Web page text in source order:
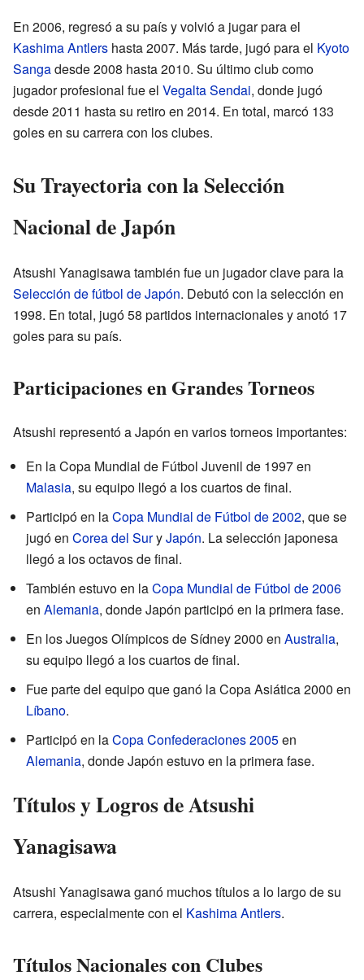
En 2006, regresó a su país y volvió a jugar para el
Kashima Antlers hasta 2007. Más tarde, jugó para el Kyoto
Sangadesde 2008 hasta 2010. Su último club como
jugador profesional fue el Vegalta Sendai, donde jugó
desde 2011 hasta su retiro en 2014. En total, marcó 133
goles en su carrera con los clubes.
Su Trayectoria con la Selección
Nacional de Japón
Atsushi Yanagisawa también fue un jugador clave para la
Selección de fútbol de Japón. Debutó con la selección en
1998. En total, jugó 58 partidos internacionales y anotó 17
goles para su país.
Participaciones en Grandes Torneos
Atsushi representó a Japón en varios torneos importantes:
En la Copa Mundial de Fútbol Juvenil de 1997 en
Malasia, su equipo llegó a los cuartos de final.
Participó en laCopa Mundial de Fútbol de 2002, que se
jugó en Corea del SuryJapón. La selección japonesa
llegó a los octavos de final.
También estuvo en laCopa Mundial de Fútbol de 2006
en Alemania, donde Japón participó en la primera fase.
En los Juegos Olímpicos de Sídney 2000 en Australia,
su equipo llegó a los cuartos de final.
Fue parte del equipo que ganó la Copa Asiática 2000 en
Líbano.
Participó en laCopa Confederaciones 2005en
Alemania, donde Japón estuvo en la primera fase.
Títulos y Logros de Atsushi
Yanagisawa
Atsushi Yanagisawa ganó muchos títulos a lo largo de su
carrera, especialmente con el Kashima Antlers.
Títulos Nacionales con Clubes